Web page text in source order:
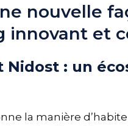
nouvelle
innovant et
Nidost : un
la manière